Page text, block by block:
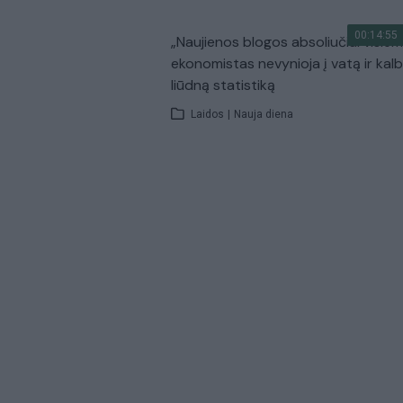
00:14:55
„Naujienos blogos absoliučiai
ekonomistas nevynioja į vatą ir
liūdną statistiką
Laidos | Nauja diena